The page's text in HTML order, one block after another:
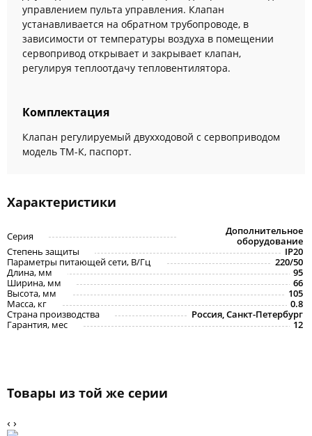
управлением пульта управления. Клапан
устанавливается на обратном трубопроводе, в
зависимости от температуры воздуха в помещении
сервопривод открывает и закрывает клапан,
регулируя теплоотдачу тепловентилятора.
Комплектация
Клапан регулируемый двухходовой с сервоприводом
модель ТМ-К, паспорт.
Характеристики
Серия
Дополнительное
оборудование
Степень защиты
IP20
Параметры питающей сети, В/Гц
220/50
Длина, мм
95
Ширина, мм
66
Высота, мм
105
Масса, кг
0.8
Страна производства
Россия, Санкт-Петербург
Гарантия, мес
12
Товары из той же серии
‹ ›